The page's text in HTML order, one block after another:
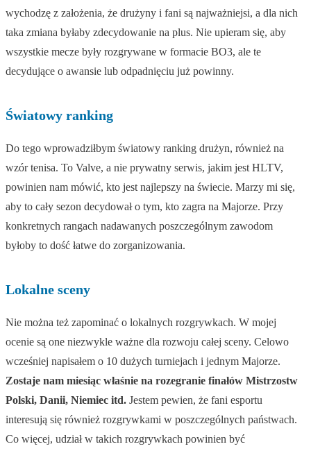
wychodzę z założenia, że drużyny i fani są najważniejsi, a dla nich
taka zmiana byłaby zdecydowanie na plus. Nie upieram się, aby
wszystkie mecze były rozgrywane w formacie BO3, ale te
decydujące o awansie lub odpadnięciu już powinny.
Światowy ranking
Do tego wprowadziłbym światowy ranking drużyn, również na
wzór tenisa. To Valve, a nie prywatny serwis, jakim jest HLTV,
powinien nam mówić, kto jest najlepszy na świecie. Marzy mi się,
aby to cały sezon decydował o tym, kto zagra na Majorze. Przy
konkretnych rangach nadawanych poszczególnym zawodom
byłoby to dość łatwe do zorganizowania.
Lokalne sceny
Nie można też zapominać o lokalnych rozgrywkach. W mojej
ocenie są one niezwykle ważne dla rozwoju całej sceny. Celowo
wcześniej napisałem o 10 dużych turniejach i jednym Majorze.
Zostaje nam miesiąc właśnie na rozegranie finałów Mistrzostw
Polski, Danii, Niemiec itd. Jestem pewien, że fani esportu
interesują się również rozgrywkami w poszczególnych państwach.
Co więcej, udział w takich rozgrywkach powinien być